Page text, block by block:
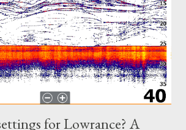
for Lowrance? A